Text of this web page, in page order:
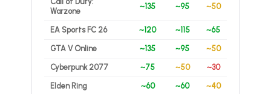
Warzone
~135 ~95 ~50
EA Sports FC 26 ~120 ~115 ~65
GTA V Online ~135 ~95 ~50
Cyberpunk 2077 ~75 ~50 ~30
Elden Ring ~60 ~60 ~40